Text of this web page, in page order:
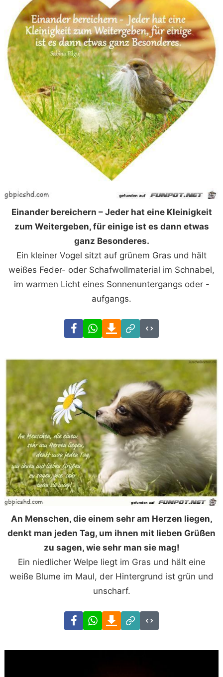
Einander bereichern – Jeder hat eine Kleinigkeit
zum Weitergeben, für einige ist es dann etwas
ganz Besonderes.
Ein kleiner Vogel sitzt auf grünem Gras und hält
weißes Feder- oder Schafwollmaterial im Schnabel,
im warmen Licht eines Sonnenuntergangs oder -
aufgangs.
FacebookWhatsAppDownload
Link
Code
An Menschen, die einem sehr am Herzen liegen,
denkt man jeden Tag, um ihnen mit lieben Grüßen
zu sagen, wie sehr man sie mag!
Ein niedlicher Welpe liegt im Gras und hält eine
weiße Blume im Maul, der Hintergrund ist grün und
unscharf.
FacebookWhatsAppDownload
Link
Code